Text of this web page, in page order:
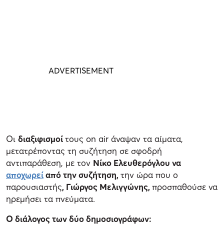
Οι διαξιφισμοίτους on air άναψαν τα αίματα,
μετατρέποντας τη συζήτηση σε σφοδρή
αντιπαράθεση, με τον Νίκο Ελευθερόγλου να
αποχωρείαπό την συζήτηση, την ώρα που ο
παρουσιαστής, Γιώργος Μελιγγώνης, προσπαθούσε να
ηρεμήσει τα πνεύματα.
Ο διάλογος των δύο δημοσιογράφων: